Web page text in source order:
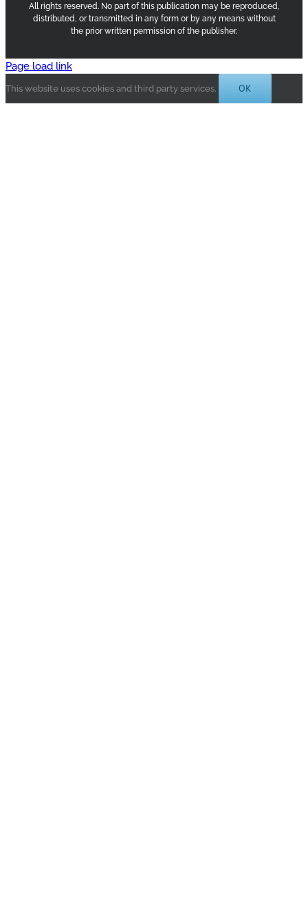
All rights reserved. No part of this publication may be reproduced,
distributed, or transmitted in any form or by any means without
the prior written permission of the publisher.
Page load link
This website uses cookies and third party services. OK